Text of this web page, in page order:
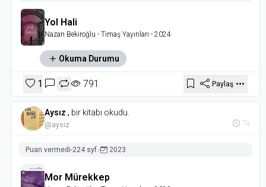
Yol Hali
Nazan Bekiroğlu - Timaş Yayınları - 2024
Okuma Durumu
1 791 Paylaş
Aysız , bir kitabı okudu.
@aysiz 7a
Puan vermedi-224 syf.- 2023
Mor Mürekkep